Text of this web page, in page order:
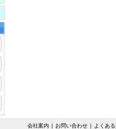
会社案内 | お問い合わせ | よくあ